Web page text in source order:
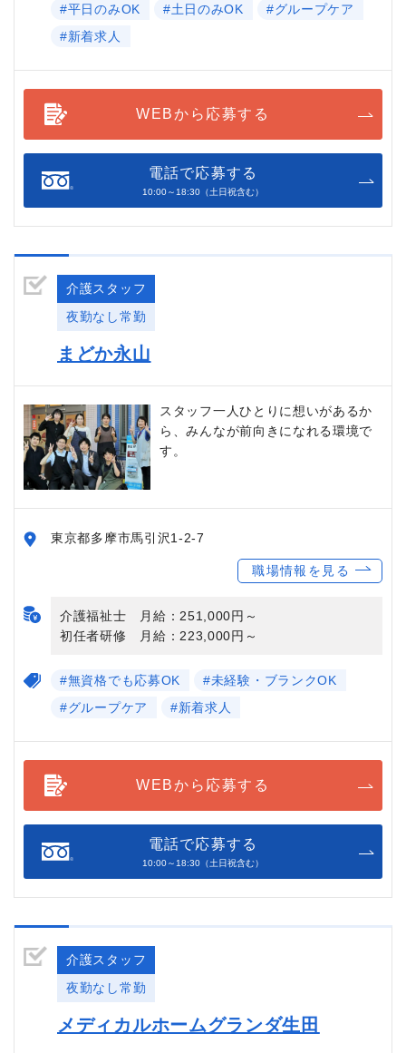
#平日のみOK
#土日のみOK
#グループケア
#新着求人
WEBから応募する
電話で応募する
10:00～18:30（土日祝含む）
介護スタッフ
夜勤なし常勤
まどか永山
スタッフ一人ひとりに想いがあるか
ら、みんなが前向きになれる環境で
す。
東京都多摩市馬引沢1-2-7
職場情報を見る
介護福祉士 月給：251,000円～
初任者研修 月給：223,000円～
#無資格でも応募OK
#未経験・ブランクOK
#グループケア
#新着求人
WEBから応募する
電話で応募する
10:00～18:30（土日祝含む）
介護スタッフ
夜勤なし常勤
メディカルホームグランダ生田